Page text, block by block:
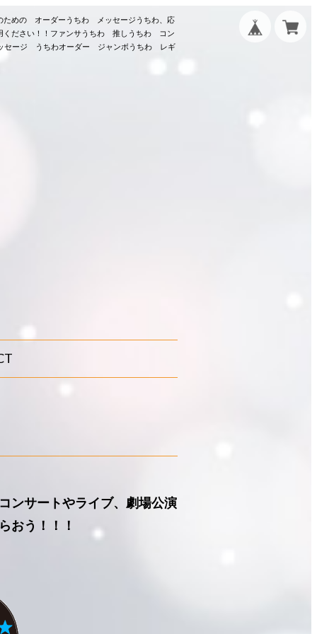
めの オーダーうちわ メッセージうちわ、応
ください！！ファンサうちわ 推しうちわ コン
セージ うちわオーダー ジャンボうちわ レギ
ンサートやライブ、劇場公演
おう！！！